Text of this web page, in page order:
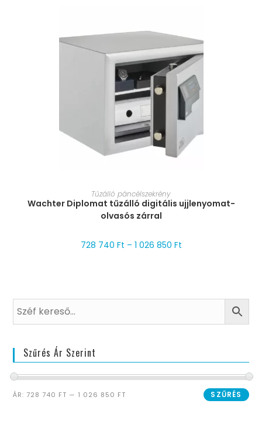
MÉRET VÁLASZTÁSA
Tűzálló páncélszekrény
Wachter Diplomat tűzálló digitális ujjlenyomat-
olvasós zárral
728 740 Ft – 1 026 850 Ft
Szűrés Ár Szerint
SZŰRÉS
ÁR: 728 740 FT — 1 026 850 FT